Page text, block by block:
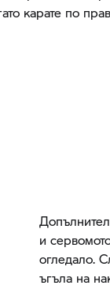
карате по
и
огледало.
ъгъла на